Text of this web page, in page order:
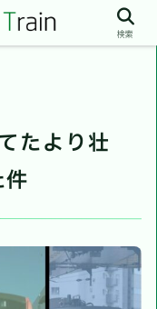
たより壮
検索